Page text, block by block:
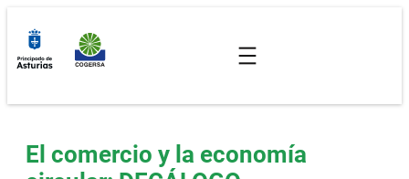
contenido
El comercio y la economía